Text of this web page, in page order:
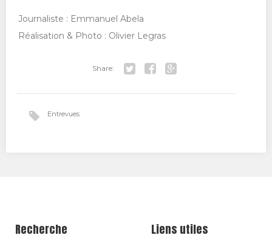
Journaliste : Emmanuel Abela
Réalisation & Photo : Olivier Legras
Share:
Entrevues
Recherche Liens utiles